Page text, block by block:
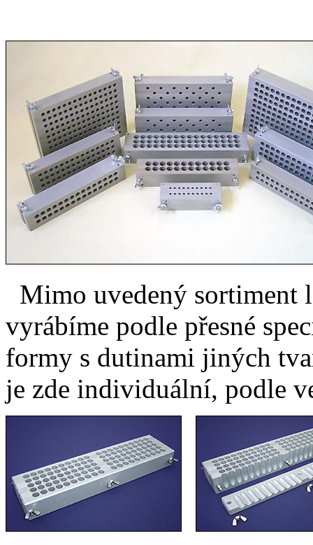
Mimo uvedený sortiment
vyrábíme podle přesné
formy s dutinami jiných
je zde individuální, podle